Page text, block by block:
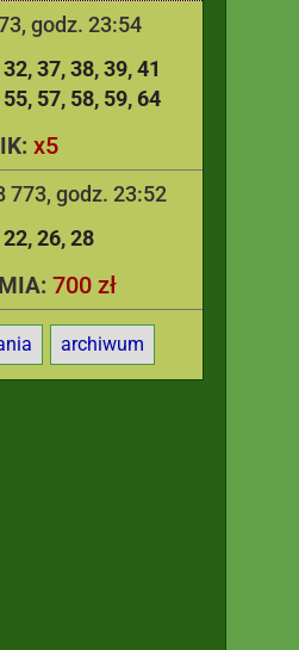
godz. 23:54
32 37 38 39 41
55 57 58 59 64
x5
773, godz. 23:52
22 26 28
700 zł
archiwum